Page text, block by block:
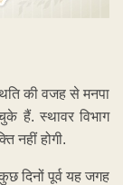
की वजह से मनपा
हैं. स्थावर विभाग
नहीं होगी.
दिनों पूर्व यह जगह